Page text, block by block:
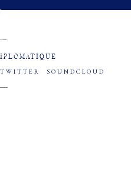
TWITTER SOUNDCLOUD